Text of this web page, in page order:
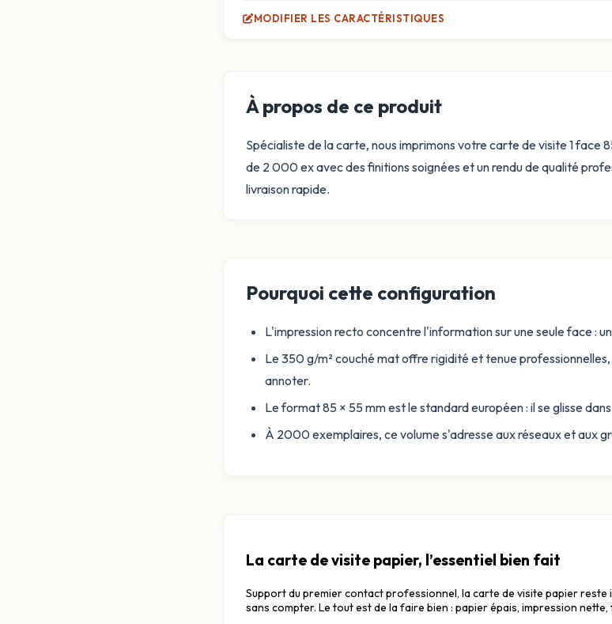
MODIFIER LES CARACTÉRISTIQUES
À propos de ce produit
Spécialiste de la carte, nous imprimons votre carte de visite 1 face
de 2 000 ex avec des finitions soignées et un rendu de qualité
livraison rapide.
Pourquoi cette configuration
L'impression recto concentre l'information sur une seule face :
Le 350 g/m² couché mat offre rigidité et tenue
annoter.
Le format 85 × 55 mm est le standard européen : il se glisse
À 2000 exemplaires, ce volume s'adresse aux réseaux et aux
La carte de visite papier, l’essentiel bien fait
Support du premier contact professionnel, la carte de visite papier
sans compter. Le tout est de la faire bien : papier épais, impression